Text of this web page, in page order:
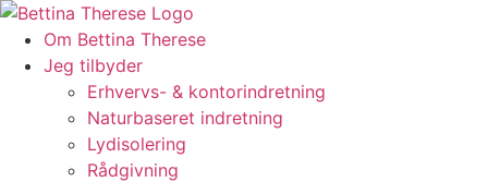
Videre
indhold
Om Bettina Therese
Jeg tilbyder
Erhvervs- & kontorindretning
Naturbaseret indretning
Lydisolering
Rådgivning